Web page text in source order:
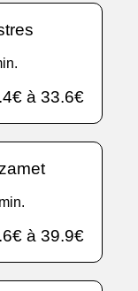
à 33.6€
à 39.9€